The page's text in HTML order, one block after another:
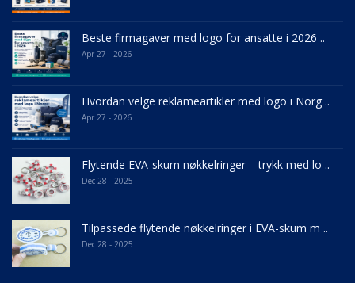
Beste firmagaver med logo for ansatte i 2026 ..
Apr 27 - 2026
Hvordan velge reklameartikler med logo i Norg ..
Apr 27 - 2026
Flytende EVA-skum nøkkelringer – trykk med lo ..
Dec 28 - 2025
Tilpassede flytende nøkkelringer i EVA-skum m ..
Dec 28 - 2025